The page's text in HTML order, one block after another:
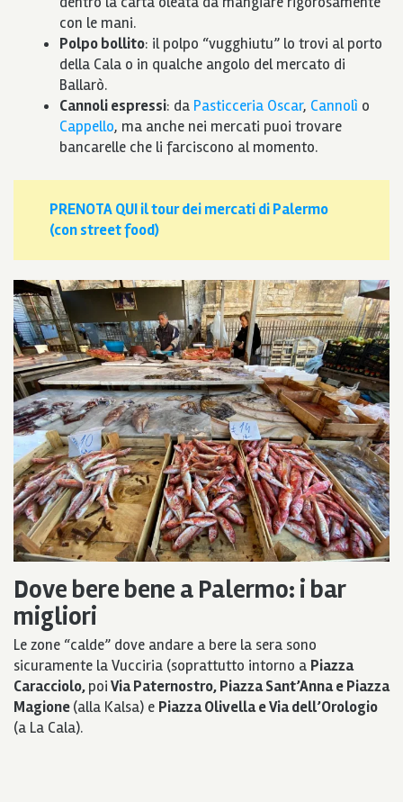
con le mani.
Polpo bollito: il polpo “vugghiutu” lo trovi al porto
della Cala o in qualche angolo del mercato di
Ballarò.
Cannoli espressi: da Pasticceria Oscar, Cannolì o
Cappello, ma anche nei mercati puoi trovare
bancarelle che li farciscono al momento.
PRENOTA QUI il tour dei mercati di Palermo
(con street food)
Dove bere bene a Palermo: i bar
migliori
Le zone “calde” dove andare a bere la sera sono
sicuramente la Vucciria (soprattutto intorno a Piazza
Caracciolo,poiVia Paternostro, Piazza Sant’Anna e Piazza
Magione(alla Kalsa) e Piazza Olivella e Via dell’Orologio
(a La Cala).